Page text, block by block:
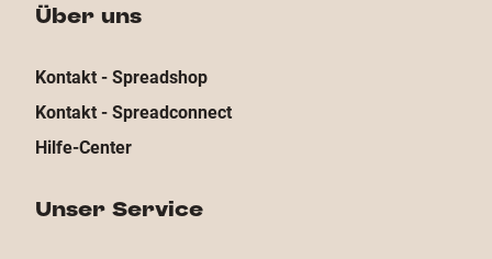
Über uns
Kontakt - Spreadshop
Kontakt - Spreadconnect
Hilfe-Center
Unser Service